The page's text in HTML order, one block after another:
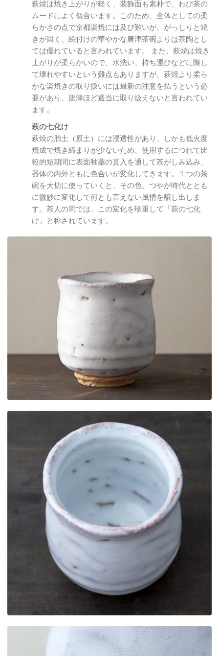
萩焼は焼き上がりが軽く、装飾面も素朴で、わび茶の
ムードによく似合います。このため、全体としての柔
らかさの点で京都楽焼には及び難いが、がっしりと焼
きが固く、絵付けの華やかな唐津茶碗よりは茶陶とし
ては優れていると言われています。 また、萩焼は焼き
上がりが柔らかいので、水洗い、持ち運びなどに際し
て壊れやすいという難点もありますが、萩焼より柔ら
かな楽焼きの取り扱いには最新の注意を払うという必
要があり、唐津ほど適当に取り扱えないと言われてい
ます。
萩の七化け
萩焼の胎土（原土）には浸透性があり、しかも低火度
焼成で焼き締まりが少ないため、使用するにつれて比
較的短期間に表面釉薬の貫入を通して茶がしみ込み、
器体の内外ともに色合いが変化してきます。１つの茶
碗を大切に使っていくと、その色、つやが時代ととも
に微妙に変化して何とも言えない風情を醸し出しま
す。茶人の間では、この変化を珍重して「萩の七化
け」と称されています。